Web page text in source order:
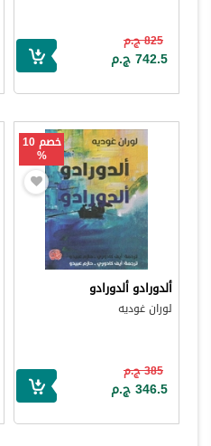
825 ج.م
742.5 ج.م
خصم 10
%
ألدورادو ألدورادو
لوران غوديه
385 ج.م
346.5 ج.م